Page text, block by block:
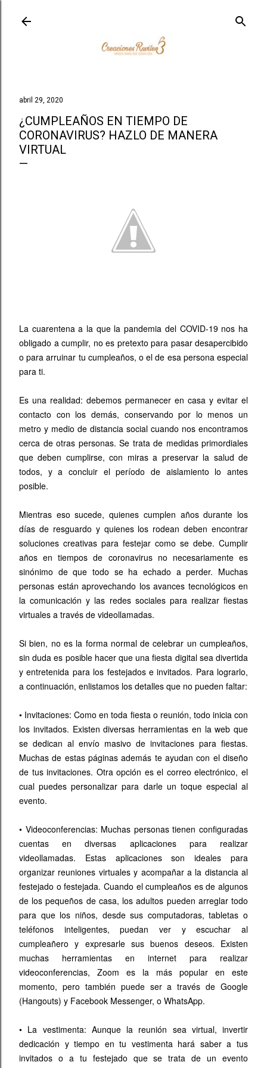
abril 29, 2020
¿CUMPLEAÑOS EN TIEMPO DE
CORONAVIRUS? HAZLO DE MANERA
VIRTUAL
La cuarentena a la que la pandemia del COVID-19 nos ha
obligado a cumplir, no es pretexto para pasar desapercibido
o para arruinar tu cumpleaños, o el de esa persona especial
para ti.
Es una realidad: debemos permanecer en casa y evitar el
contacto con los demás, conservando por lo menos un
metro y medio de distancia social cuando nos encontramos
cerca de otras personas. Se trata de medidas primordiales
que deben cumplirse, con miras a preservar la salud de
todos, y a concluir el período de aislamiento lo antes
posible.
Mientras eso sucede, quienes cumplen años durante los
días de resguardo y quienes los rodean deben encontrar
soluciones creativas para festejar como se debe. Cumplir
años en tiempos de coronavirus no necesariamente es
sinónimo de que todo se ha echado a perder. Muchas
personas están aprovechando los avances tecnológicos en
la comunicación y las redes sociales para realizar fiestas
virtuales a través de videollamadas.
Si bien, no es la forma normal de celebrar un cumpleaños,
sin duda es posible hacer que una fiesta digital sea divertida
y entretenida para los festejados e invitados. Para lograrlo,
a continuación, enlistamos los detalles que no pueden faltar:
• Invitaciones: Como en toda fiesta o reunión, todo inicia con
los invitados. Existen diversas herramientas en la web que
se dedican al envío masivo de invitaciones para fiestas.
Muchas de estas páginas además te ayudan con el diseño
de tus invitaciones. Otra opción es el correo electrónico, el
cual puedes personalizar para darle un toque especial al
evento.
• Videoconferencias: Muchas personas tienen configuradas
cuentas en diversas aplicaciones para realizar
videollamadas. Estas aplicaciones son ideales para
organizar reuniones virtuales y acompañar a la distancia al
festejado o festejada. Cuando el cumpleaños es de algunos
de los pequeños de casa, los adultos pueden arreglar todo
para que los niños, desde sus computadoras, tabletas o
teléfonos inteligentes, puedan ver y escuchar al
cumpleañero y expresarle sus buenos deseos. Existen
muchas herramientas en internet para realizar
videoconferencias, Zoom es la más popular en este
momento, pero también puede ser a través de Google
(Hangouts) y Facebook Messenger, o WhatsApp.
• La vestimenta: Aunque la reunión sea virtual, invertir
dedicación y tiempo en tu vestimenta hará saber a tus
invitados o a tu festejado que se trata de un evento